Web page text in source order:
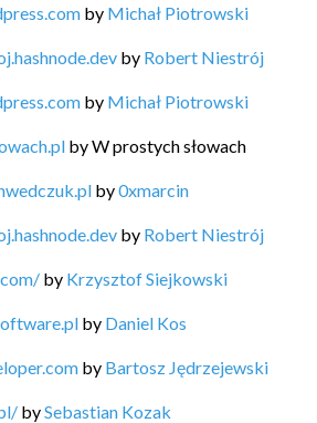
by Michał Piotrowski
by Robert Niestrój
by Michał Piotrowski
byW prostych słowach
by0xmarcin
by Robert Niestrój
by Krzysztof Siejkowski
by Daniel Kos
by Bartosz Jędrzejewski
bySebastian Kozak